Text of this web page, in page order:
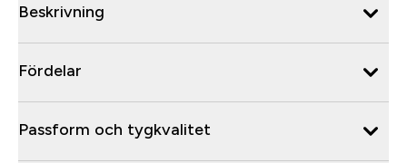
Beskrivning
Fördelar
Passform och tygkvalitet